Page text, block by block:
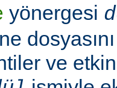
yönergesi
ve